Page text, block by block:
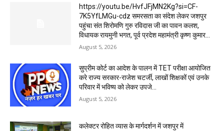
https://youtu.be/HvfJFjMN2Kg?si=CF-
7K5YfLMGu-cdz समरसता का संदेश लेकर जशपुर
पहुंचा संत शिरोमणि गुरु रविदास जी का पावन कलश,
विधायक रायमुनी भगत, पूर्व प्रदेश महामंत्री कृष्ण कुमार...
August 5, 2026
सुप्रीम कोर्ट का आदेश के पालन में TET परीक्षा आयोजित
करे राज्य सरकार-राजेश चटर्जी, लाखों शिक्षकों एवं उनके
परिवार में भविष्य को लेकर उपजे...
August 5, 2026
कलेक्टर रोहित व्यास के मार्गदर्शन में जशपुर में